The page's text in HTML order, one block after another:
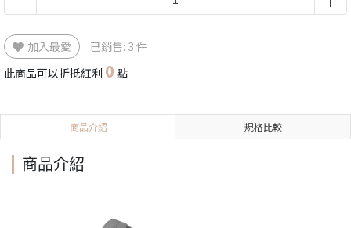
加入最愛
已銷售: 3 件
此商品可以折抵紅利 0 點
商品介紹 規格比較
商品介紹